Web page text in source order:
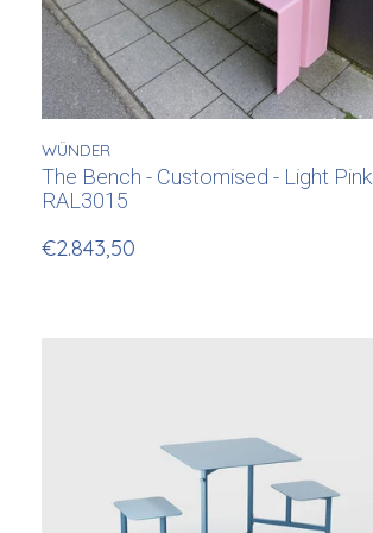
WÜNDER
The Bench - Customised - Light Pink
RAL3015
€2.843,50